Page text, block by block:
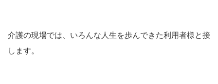
介護の現場では、いろんな人生を歩んできた利用者様と接
します。